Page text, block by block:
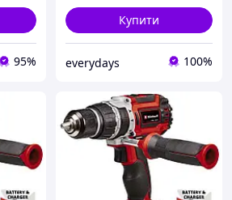
95%
Купити
everydays 100%